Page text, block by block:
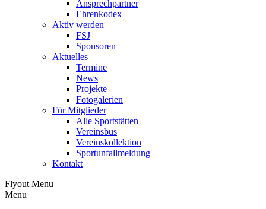
Ansprechpartner
Ehrenkodex
Aktiv werden
FSJ
Sponsoren
Aktuelles
Termine
News
Projekte
Fotogalerien
Für Mitglieder
Alle Sportstätten
Vereinsbus
Vereinskollektion
Sportunfallmeldung
Kontakt
Flyout Menu
Menu